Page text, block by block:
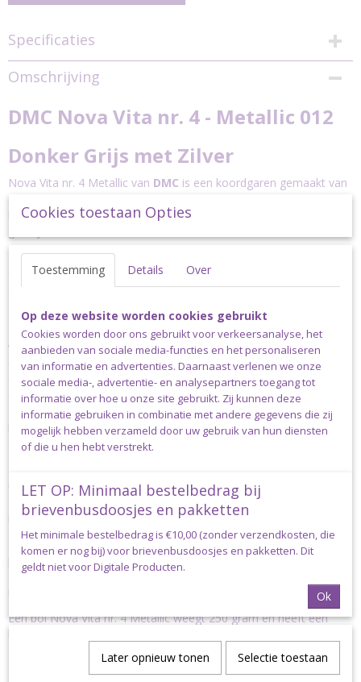
Cookies toestaan Opties
Toestemming Details Over
Op deze website worden cookies gebruikt
Cookies worden door ons gebruikt voor verkeersanalyse, het
aanbieden van sociale media-functies en het personaliseren
van informatie en advertenties. Daarnaast verlenen we onze
sociale media-, advertentie- en analysepartners toegang tot
informatie over hoe u onze site gebruikt. Zij kunnen deze
informatie gebruiken in combinatie met andere gegevens die zij
mogelijk hebben verzameld door uw gebruik van hun diensten
of die u hen hebt verstrekt.
LET OP: Minimaal bestelbedrag bij
brievenbusdoosjes en pakketten
Het minimale bestelbedrag is €10,00 (zonder verzendkosten, die
komen er nog bij) voor brievenbusdoosjes en pakketten. Dit
geldt niet voor Digitale Producten.
Ok
Later opnieuw tonen Selectie toestaan
Specificaties
Productcode
dmc-nova4-metallic-012
Omschrijving
DMC Nova Vita nr. 4 - Metallic 012
Donker Grijs met Zilver
Nova Vita nr. 4 Metallic van DMC is een koordgaren gemaakt van
gerecycled textiel. De Metallic serie is een uitbreiding op de
bestaande Nova Vita nr. 4 kleuren en heeft als toevoeging een
De subtiele glitter maakt dit garen perfect voor sfeervolle
decemberprojecten, maar het is ook zeer geschikt voor luxe
decoratie, mode- en woonaccessoires en nog veel meer.
Het garen is volledig gemaakt van gerecycled materiaal. Met dit
garen ben je dus milieubewust aan het handwerken! Nova Vita
wordt gemaakt van textielafval dat gemalen en geverfd wordt en
daarna opnieuw wordt gesponnen. Daarnaast heeft het garen
een gerecyclede verpakking die je in de grond stopt in plaats van
deze weg te gooien: de wikkel is namelijk gemaakt van
zaadpapier (of groeipapier) waar zaden in zijn verwerkt. Geheel in
lijn met het decembergevoel bevat het papier van de Metallic
serie zaadjes van de zilverspar.
uit een geweven omhulsel rond een dunnere draad die het garen
zijn stevigheid geeft. DMC Nova Vita nr. 4 Metallic is verkrijgbaar
in 6 prachtige metallic tinten.
Het is samengesteld uit 75% gerecycled katoen, 15% gerecycled
polyester en 10% gerecycled metallic draad en heeft het OEKO-
TEX® Standard 100 keurmerk. Wasbaar tot 30ᵒC. De aanbevolen
Een bol Nova Vita nr. 4 Metallic weegt 250 gram en heeft een
looplengte van 200 meter.